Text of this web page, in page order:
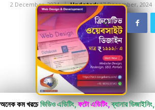
2 December, 2024 Updated: 17 December, 2024
অনেক কম খরচে ভিডিও এডিটিং,ফটো এডিটিং,ব্যানার ডিজাইনিং,